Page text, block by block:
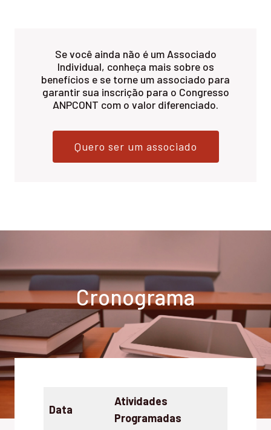
Se você ainda não é um Associado
Individual, conheça mais sobre os
benefícios e se torne um associado para
garantir sua inscrição para o Congresso
ANPCONT com o valor diferenciado.
Quero ser um associado
Cronograma
Data
Atividades
Programadas